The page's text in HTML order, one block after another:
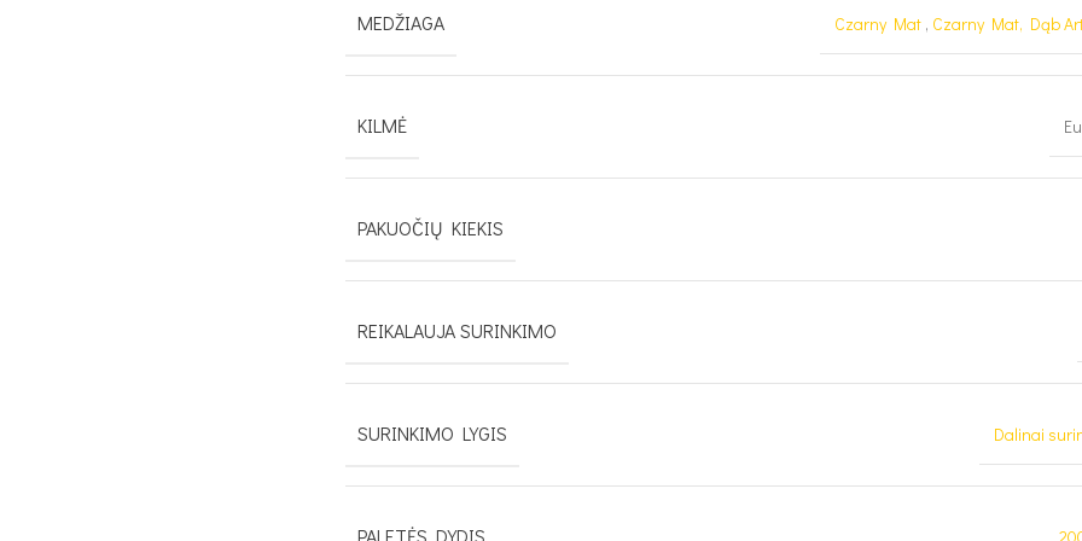
MEDŽIAGA Czarny Mat , Czarny Mat, Dąb
KILMĖ
PAKUOČIŲ KIEKIS
REIKALAUJA SURINKIMO
SURINKIMO LYGIS Dalinai
PALETĖS DYDIS